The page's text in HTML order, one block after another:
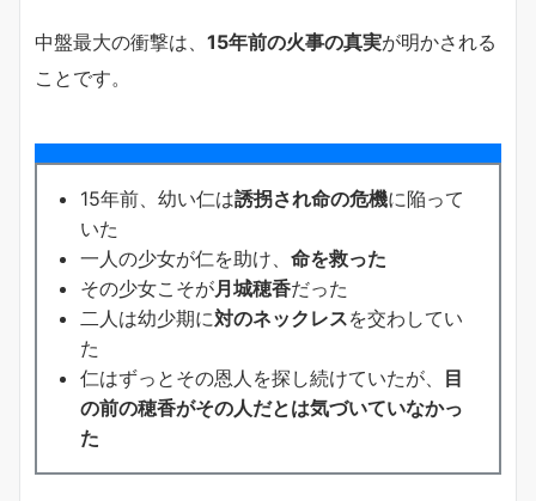
中盤最大の衝撃は、 15年前の火事の真実が明かされる
ことです。
15年前、幼い仁は誘拐され命の危機に陥って
いた
一人の少女が仁を助け、 命を救った
その少女こそが月城穂香だった
二人は幼少期に対のネックレスを交わしてい
た
仁はずっとその恩人を探し続けていたが、 目
の前の穂香がその人だとは気づいていなかっ
た